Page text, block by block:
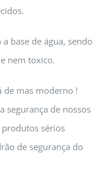
base de água, sendo
nem toxico.
de mas moderno !
segurança de nossos
sérios
de segurança do